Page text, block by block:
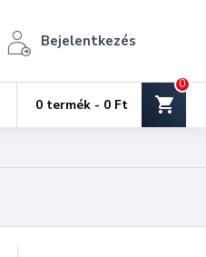
Bejelentkezés
0 termék - 0 Ft
0